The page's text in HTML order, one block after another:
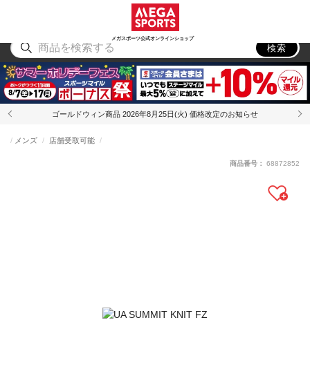
メガスポーツ公式オンラインショップ
アウトドア
検索
ゴールドウィン商品 2026年8月25日(火) 価格改定のお知らせ
メンズ 店舗受取可能
商品番号： 68872852